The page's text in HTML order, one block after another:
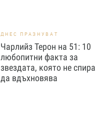
ДНЕС ПРАЗНУВАТ
Чарлийз Терон на 51: 10
любопитни факта за
звездата, която не спира
да вдъхновява